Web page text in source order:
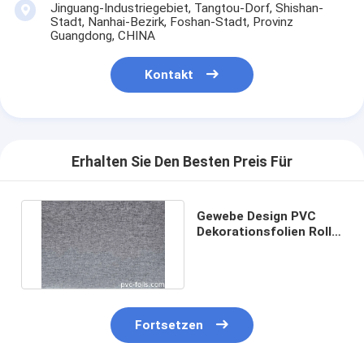
Jinguang-Industriegebiet, Tangtou-Dorf, Shishan-
Stadt, Nanhai-Bezirk, Foshan-Stadt, Provinz
Guangdong, CHINA
Kontakt
Erhalten Sie Den Besten Preis Für
Gewebe Design PVC
Dekorationsfolien Roll
Fortsetzen